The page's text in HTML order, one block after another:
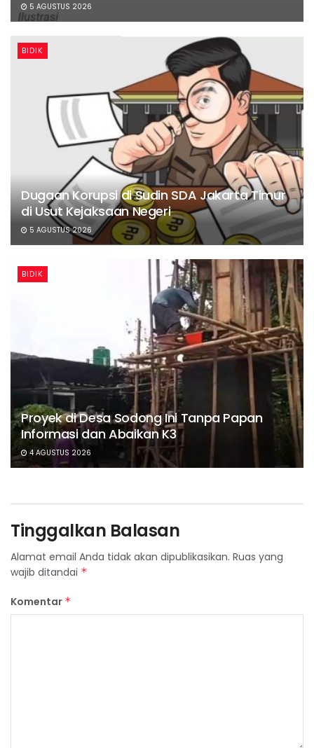
5 AGUSTUS 2026
BIDIK
Dugaan Korupsi di Sudin SDA Jakarta Timur
di Usut Kejaksaan Negeri
5 AGUSTUS 2026
BIDIK
Proyek di Desa Sodong Ini Tanpa Papan
Informasi dan Abaikan K3
4 AGUSTUS 2026
Tinggalkan Balasan
Alamat email Anda tidak akan dipublikasikan. Ruas yang
wajib ditandai *
Komentar *